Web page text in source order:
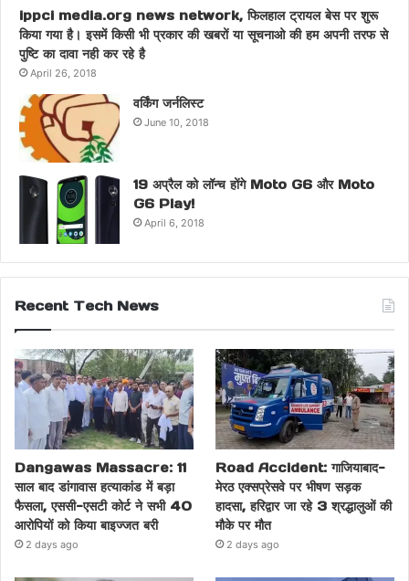
ippci media.org news network, फिलहाल ट्रायल बेस पर शुरू
किया गया है। इसमें किसी भी प्रकार की खबरों या सूचनाओ की हम अपनी तरफ से
पुष्टि का दावा नही कर रहे है
April 26, 2018
वर्किंग जर्नलिस्ट
June 10, 2018
19 अप्रैल को लॉन्च होंगे Moto G6 और Moto
G6 Play!
April 6, 2018
Recent Tech News
Dangawas Massacre: 11
साल बाद डांगावास हत्याकांड में बड़ा
फैसला, एससी-एसटी कोर्ट ने सभी 40
आरोपियों को किया बाइज्जत बरी
2 days ago
Road Accident: गाजियाबाद-
मेरठ एक्सप्रेसवे पर भीषण सड़क
हादसा, हरिद्वार जा रहे 3 श्रद्धालुओं की
मौके पर मौत
2 days ago